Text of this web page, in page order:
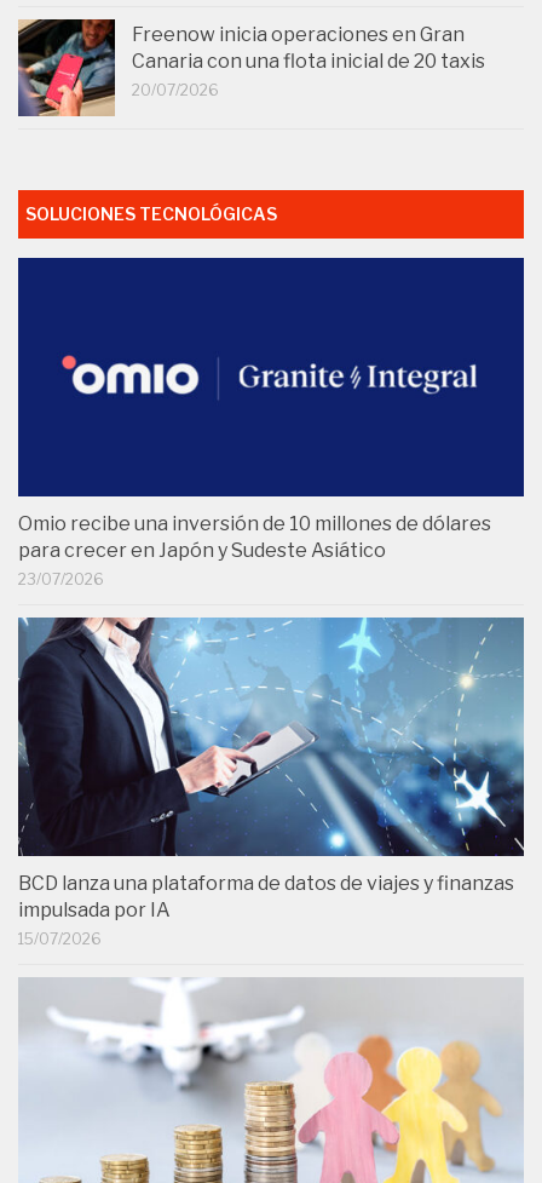
Freenow inicia operaciones en Gran
Canaria con una flota inicial de 20 taxis
20/07/2026
SOLUCIONES TECNOLÓGICAS
Omio recibe una inversión de 10 millones de dólares
para crecer en Japón y Sudeste Asiático
23/07/2026
BCD lanza una plataforma de datos de viajes y finanzas
impulsada por IA
15/07/2026